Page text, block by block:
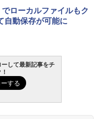
- 目に優しい、かさばら
画面で読みやすい、6週間持
、6インチディスプレイ電子
シグニチャーエディ
、色調調節ライト、12週間
でローカルファイルもク
自動保存が可能に
して最新記事をチ